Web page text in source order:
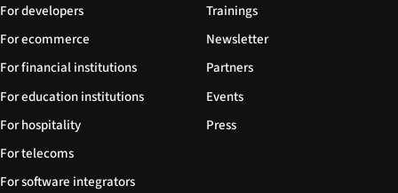
For developers
For ecommerce
For financial institutions
For education institutions
For hospitality
For telecoms
For software integrators
Trainings
Newsletter
Partners
Events
Press